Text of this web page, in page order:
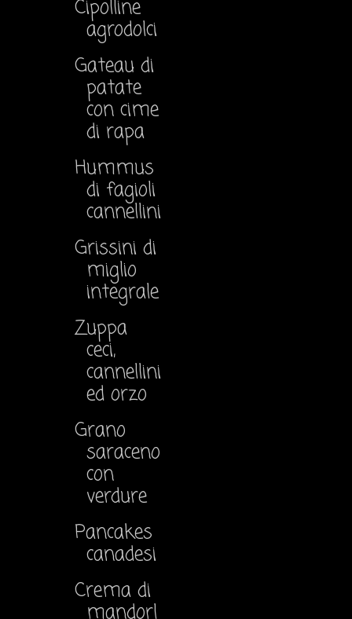
Cipolline
agrodolci
Gateau di
patate
con cime
di rapa
Hummus
di fagioli
cannellini
Grissini di
miglio
integrale
Zuppa
ceci,
cannellini
ed orzo
Grano
saraceno
con
verdure
Pancakes
canadesi
Crema di
mandorl